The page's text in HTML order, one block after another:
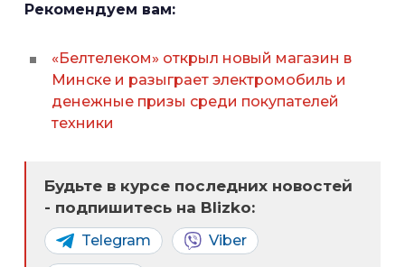
Рекомендуем вам:
«Белтелеком» открыл новый магазин в
Минске и разыграет электромобиль и
денежные призы среди покупателей
техники
Будьте в курсе последних новостей
- подпишитесь на Blizko:
Telegram Viber